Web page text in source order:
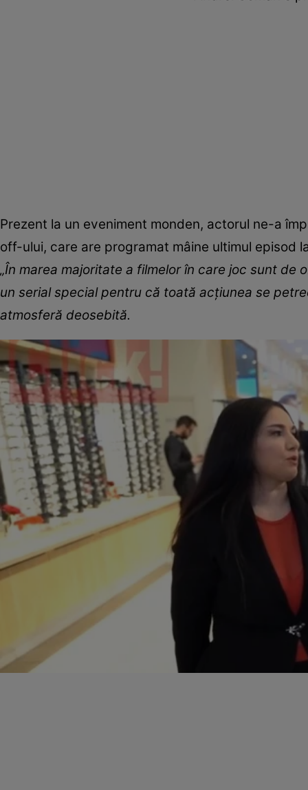
Prezent la un eveniment monden, actorul ne-a
off-ului, care are programat mâine ultimul episod
„În marea majoritate a filmelor în care joc sunt de
un serial special pentru că toată acțiunea se
atmosferă deosebită.